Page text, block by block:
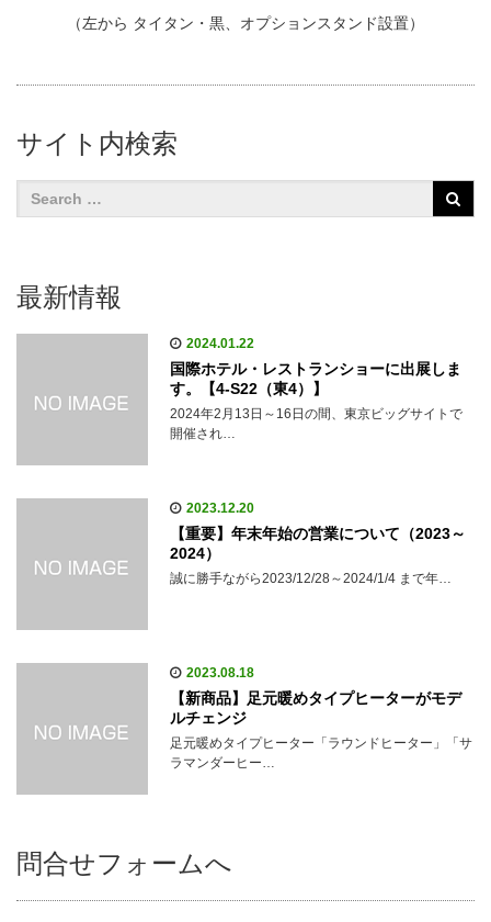
（左から タイタン・黒、オプションスタンド設置）
サイト内検索
最新情報
2024.01.22
国際ホテル・レストランショーに出展しま
す。【4-S22（東4）】
2024年2月13日～16日の間、東京ビッグサイトで
開催され…
2023.12.20
【重要】年末年始の営業について（2023～
2024）
誠に勝手ながら2023/12/28～2024/1/4 まで年…
2023.08.18
【新商品】足元暖めタイプヒーターがモデ
ルチェンジ
足元暖めタイプヒーター「ラウンドヒーター」「サ
ラマンダーヒー…
問合せフォームへ